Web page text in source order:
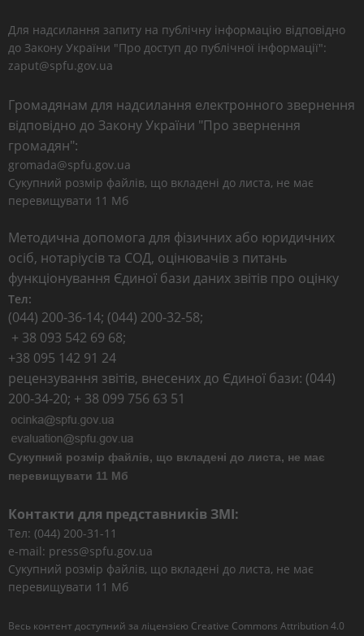
Для надсилання запиту на публічну інформацію відповідно
до Закону України "Про доступ до публічної інформації":
zaput@spfu.gov.ua
Громадянам для надсилання електронного звернення
відповідно до Закону України "Про звернення
громадян":
gromada@spfu.gov.ua
Сукупний розмір файлів, що вкладені до листа, не має
перевищувати 11 Мб
Методична допомога для фізичних або юридичних
осіб, нотаріусів та СОД, оцінювачів з питань
функціонування Єдиної бази даних звітів про оцінку
Тел:
(044) 200-36-14; (044) 200-32-58;
+ 38 093 542 69 68;
+38 095 142 91 24
рецензування звітів, внесених до Єдиної бази: (044)
200-34-20; + 38 099 756 63 51
Сукупний розмір файлів, що вкладені до листа, не має
перевищувати 11 Мб
Контакти для представників ЗМІ:
Тел: (044) 200-31-11
e-mail: press@spfu.gov.ua
Сукупний розмір файлів, що вкладені до листа, не має
перевищувати 11 Мб
Весь контент доступний за ліцензією Creative Commons Attribution 4.0